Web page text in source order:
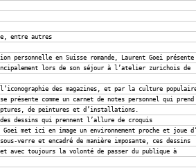
entre autres
personnelle en Suisse romande, Laurent Goei présente
lors de son séjour à l’atelier zurichois de
des magazines, et par la culture
présente comme un carnet de notes personnel qui
de peintures et d’installations.
dessins qui prennent l’allure de croquis
Goei met ici en image un environnement proche et joue
verre et encadré de manière imposante, ces dessins
avec toujours la volonté de passer du publique à